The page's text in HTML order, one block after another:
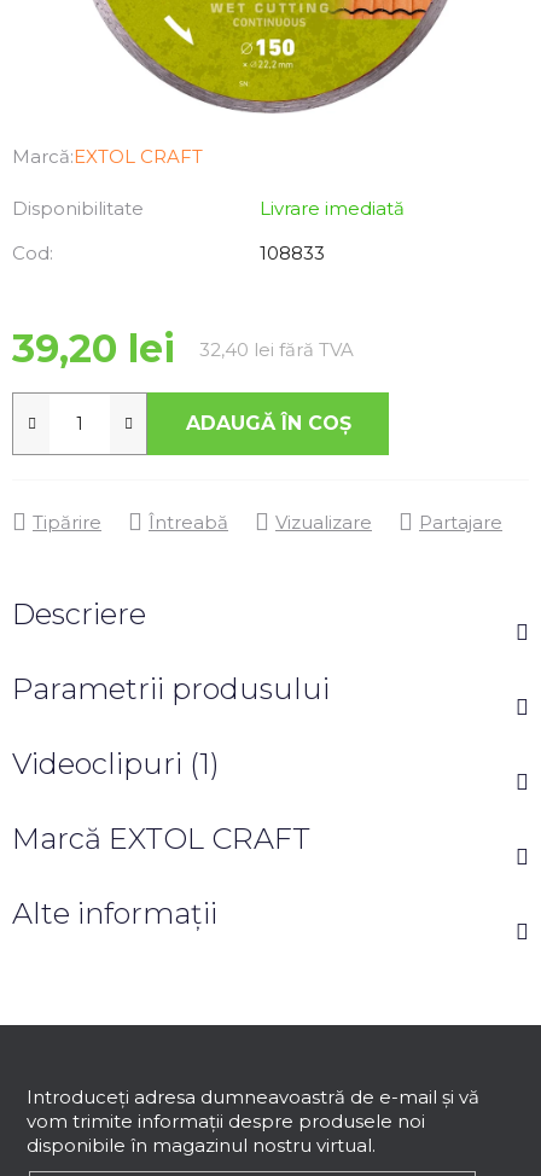
Marcă:EXTOL CRAFT
Disponibilitate
Livrare imediată
Cod:
108833
39,20 lei 32,40 lei fără TVA
ADAUGĂ ÎN COŞ
Tipărire Întreabă Vizualizare Partajare
Descriere
Parametrii produsului
Videoclipuri (1)
Marcă EXTOL CRAFT
Alte informații
Introduceţi adresa dumneavoastră de e-mail şi vă
vom trimite informaţii despre produsele noi
disponibile în magazinul nostru virtual.